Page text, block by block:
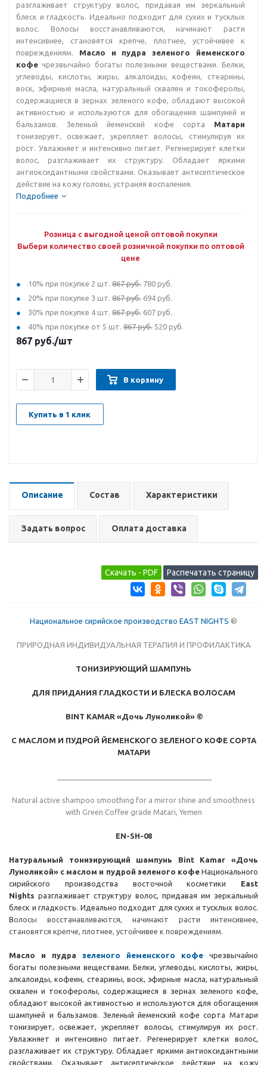
разглаживает структуру волос, придавая им зеркальный
блеск и гладкость. Идеально подходит для сухих и тусклых
волос. Волосы восстанавливаются, начинают расти
интенсивнее, становятся крепче, плотнее, устойчивее к
повреждениям. Масло и пудра зеленого йеменского
кофе чрезвычайно богаты полезными веществами. Белки,
углеводы, кислоты, жиры, алкалоиды, кофеин, стеарины,
воск, эфирные масла, натуральный сквален и токоферолы,
содержащиеся в зернах зеленого кофе, обладают высокой
активностью и используются для обогащения шампуней и
бальзамов. Зеленый йеменский кофе сорта Матари
тонизирует, освежает, укрепляет волосы, стимулируя их
рост. Увлажняет и интенсивно питает. Регенерирует клетки
волос, разглаживает их структуру. Обладает яркими
антиоксидантными свойствами. Оказывает антисептическое
действие на кожу головы, устраняя воспаления.
Подробнее
Розница с выгодной ценой оптовой покупки
Выбери количество своей розничной покупки по оптовой
цене
10% при покупке 2 шт. 867 руб. 780 руб.
20% при покупке 3 шт. 867 руб. 694 руб.
30% при покупке 4 шт. 867 руб. 607 руб.
40% при покупке от 5 шт. 867 руб. 520 руб.
867 руб./шт
В корзину
Купить в 1 клик
Описание Состав Характеристики
Задать вопрос Оплата доставка
Национальное сирийское производство EAST NIGHTS ®
ПРИРОДНАЯ ИНДИВИДУАЛЬНАЯ ТЕРАПИЯ И ПРОФИЛАКТИКА
ТОНИЗИРУЮЩИЙ ШАМПУНЬ
ДЛЯ ПРИДАНИЯ ГЛАДКОСТИ И БЛЕСКА ВОЛОСАМ
BINT KAMAR «Дочь Луноликой» ©
С МАСЛОМ И ПУДРОЙ ЙЕМЕНСКОГО ЗЕЛЕНОГО КОФЕ СОРТА
МАТАРИ
Natural active shampoo smoothing for a mirror shine and smoothness
with Green Coffee grade Matari, Yemen
EN-SH-08
Натуральный тонизирующий шампунь Bint Kamar «Дочь
Луноликой» с маслом и пудрой зеленого кофеНационального
сирийского производства восточной косметики East
Nightsразглаживает структуру волос, придавая им зеркальный
блеск и гладкость. Идеально подходит для сухих и тусклых волос.
Волосы восстанавливаются, начинают расти интенсивнее,
становятся крепче, плотнее, устойчивее к повреждениям.
Масло и пудра зеленого йеменского кофе
чрезвычайно
богаты полезными веществами. Белки, углеводы, кислоты, жиры,
алкалоиды, кофеин, стеарины, воск, эфирные масла, натуральный
сквален и токоферолы, содержащиеся в зернах зеленого кофе,
обладают высокой активностью и используются для обогащения
шампуней и бальзамов. Зеленый йеменский кофе сорта Матари
тонизирует, освежает, укрепляет волосы, стимулируя их рост.
Увлажняет и интенсивно питает. Регенерирует клетки волос,
разглаживает их структуру. Обладает яркими антиоксидантными
свойствами. Оказывает антисептическое действие на кожу